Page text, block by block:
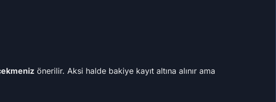
önerilir. Aksi halde bakiye kayıt altına alınır ama